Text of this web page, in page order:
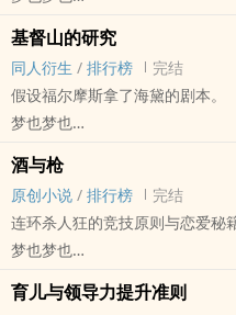
子。”
* * *
不要捉虫，憋着。
* * *
阅读须知：
①禁止18岁以下的未成年人阅读本
②本文包含了大量不必要的血腥
必要的用典、详细过头的景物描
③与以上两点比起来，本文的‎‌色‌‍
④但是变态很多——变态有点过
“希腊人曾称呼我为安妮斯朵拉
阿拉克涅；以色列人有一段时间
翰把我描绘成拥有七个头、十支
我在我的种群中的名字，恐怕不
* * *
犯，一个以杀人为乐的疯子，那
在莫里斯狩猎的路上，他遇到了
* * *
一只外星章鱼X另一只外星章鱼X
外星章鱼们既可以变成男性也可
看上去是3P实际上是6P。
混合性向 - 完结 - HE - 西方
短篇
把尊敬都抛弃，
传统、形式，还有繁文典仪
因为一贯以来，你们都错看了我。
我吃面包生活，就像你；也会空虚
也品尝悲伤，需要朋友，臣服至此
你怎能对我说我是国王？
起点小说《黎明之剑》（by远曈
基督山的研究
‎‌同‌人‍衍生 / 排行榜
完结
假设福尔摩斯拿了海黛的剧本。
梦也梦也
篇
完结 - 正剧 - 西方
假设基督山伯爵从亚美尼亚奴隶
于亚尼纳总督阿里·铁贝林的英国
①如上，混合‎‌同‌人‍，二十出头的
酒与枪
原创小说 / 排行榜
完结
连环杀人狂的竞技原则与恋爱秘籍
梦也梦也
原创小说 - BL - 大长篇 - 完结
正剧 - HE - 西方 - 强强
育儿与领导力提升准则